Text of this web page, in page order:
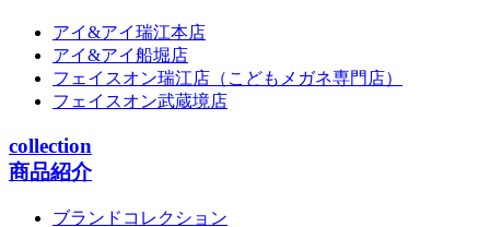
アイ&アイ瑞江本店
アイ&アイ船堀店
フェイスオン瑞江店 （こどもメガネ専門店）
フェイスオン武蔵境店
collection
商品紹介
ブランドコレクション